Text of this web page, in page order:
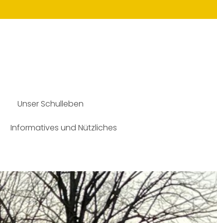
Unser Schulleben
Informatives und Nützliches